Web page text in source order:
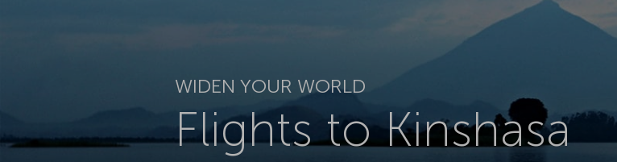
WIDEN YOUR WORLD
Flights to Kinshasa